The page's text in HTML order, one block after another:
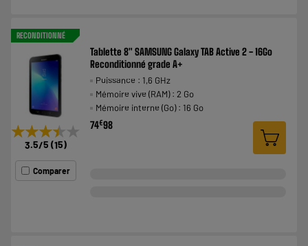
RECONDITIONNÉ
★★★★★
★★★★★
3.5/5 (15)
Comparer
Tablette 8" SAMSUNG Galaxy TAB Active 2 - 16Go
Reconditionné grade A+
Puissance : 1,6 GHz
Mémoire vive (RAM) : 2 Go
Mémoire interne (Go) : 16 Go
74€98